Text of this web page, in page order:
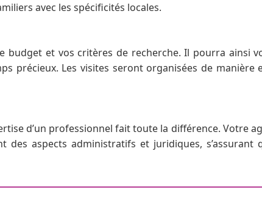
avec les spécificités locales.
et vos critères de recherche. Il pourra ainsi
précieux. Les visites seront organisées de manière
d’un professionnel fait toute la différence. Votre
aspects administratifs et juridiques,